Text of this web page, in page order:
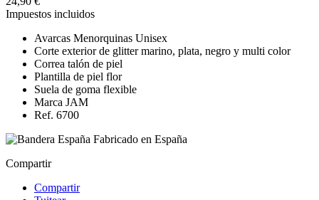
Impuestos incluidos
Avarcas Menorquinas Unisex
Corte exterior de glitter marino, plata, negro y multi color
Correa talón de piel
Plantilla de piel flor
Suela de goma flexible
Marca JAM
Ref. 6700
Fabricado en España
Compartir
Compartir